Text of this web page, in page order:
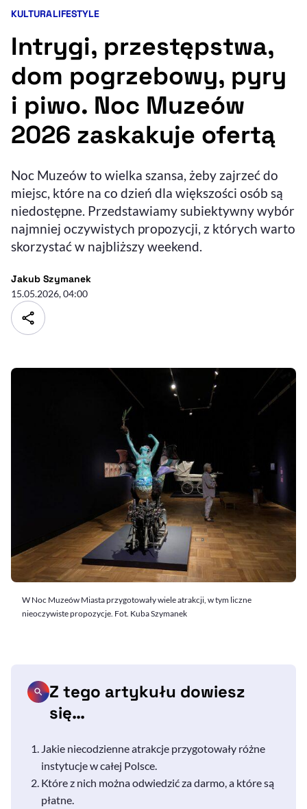
Ułatwienia dostępności wspierają:
Sprawdź, jak i dlaczego zwiększamy dostępność , otwiera się w nowym
Deklaracja dostępności, otwiera się w nowym oknie
Zgłoś problem
Kategorie artykułu:
KULTURALIFESTYLE
Intrygi, przestępstwa,
dom pogrzebowy, pyry
i piwo. Noc Muzeów
2026 zaskakuje ofertą
Noc Muzeów to wielka szansa, żeby zajrzeć do
miejsc, które na co dzień dla większości osób są
niedostępne. Przedstawiamy subiektywny wybór
najmniej oczywistych propozycji, z których warto
skorzystać w najbliższy weekend.
Jakub Szymanek- autor artykułu - profil
15.05.2026, 04:00
W Noc Muzeów Miasta przygotowały wiele atrakcji, w tym liczne
nieoczywiste propozycje. Fot. Kuba Szymanek
Z tego artykułu dowiesz
się…
Jakie niecodzienne atrakcje przygotowały różne
instytucje w całej Polsce.
Które z nich można odwiedzić za darmo, a które są
płatne.